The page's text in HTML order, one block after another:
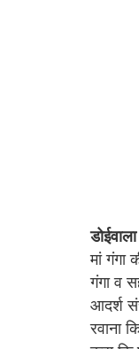
मां गंगा
गंगा व
आदर्श
रवाना